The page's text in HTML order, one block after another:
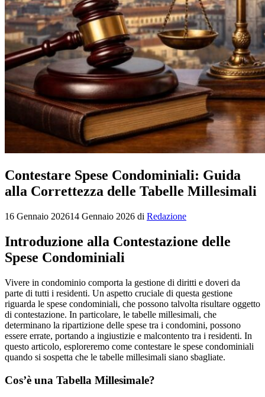
Contestare Spese Condominiali: Guida
alla Correttezza delle Tabelle Millesimali
16 Gennaio 202614 Gennaio 2026 di Redazione
Introduzione alla Contestazione delle
Spese Condominiali
Vivere in condominio comporta la gestione di diritti e doveri da
parte di tutti i residenti. Un aspetto cruciale di questa gestione
riguarda le spese condominiali, che possono talvolta risultare oggetto
di contestazione. In particolare, le tabelle millesimali, che
determinano la ripartizione delle spese tra i condomini, possono
essere errate, portando a ingiustizie e malcontento tra i residenti. In
questo articolo, esploreremo come contestare le spese condominiali
quando si sospetta che le tabelle millesimali siano sbagliate.
Cos’è una Tabella Millesimale?